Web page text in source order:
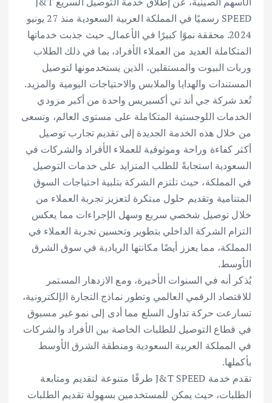
SPEED رسميًا في المملكة العربية السعودية منذ 27 يونيو
2024. محققة نموًا كبيرًا في الأعمال. حيث جذبت خدماتها
المتكاملة العديد من العملاء الأفراد، بما في ذلك الطلاب
وربات البيوت والمستقلين، الذين يستخدمونها لتوصيل
المستندات والهدايا والملابس والاحتياجات اليومية والمزيد.
تُعد شركة جي أند تي أكسبريس واحدة من أكبر مزودي
الخدمات اللوجستية المتكاملة على مستوى العالم، وتسعى
من خلال هذه الخدمة الجديدة إلى تقديم تجارب توصيل
أكثر كفاءة وراحة وموثوقية للعملاء الأفراد والشركات في
السعودية استجابةً للطلب المتزايد على خدمات التوصيل
في المملكة، حيث تلتزم الشركة بتلبية احتياجات السوق
المتنامية وتقديم حلول مبتكرة لتعزيز تجربة العملاء من
خلال توصيل شخصي سريع وسهل الإجراءات مما يعكس
التزام الشركة الداخلي بتطوير وتحسين تجربة العملاء في
المملكة، مما يعزز أيضًا مكانتها الريادية في سوق الشرق
الأوسط.
يُذكر أنه في السنوات الأخيرة، ومع الازدهار المستمر
للاقتصاد الرقمي العالمي وتطور نماذج التجارة الإلكترونية،
تسارعت حركة تداول السلع مما أدى إلى نمو غير مسبوق
في قطاع التوصيل للطلبات الخاصة بين الأفراد والشركات
في المملكة العربية السعودية ومنطقة الشرق الأوسط
بأكملها.
تقدم خدمة J&T SPEED طرقًا متنوعة لتقديم ومتابعة
الطلبات، حيث يمكن للمستخدمين بسهولة تقديم الطلبات